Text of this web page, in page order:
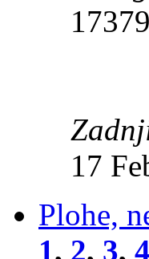
17379
17
Plohe,
1, 2, 3, 4